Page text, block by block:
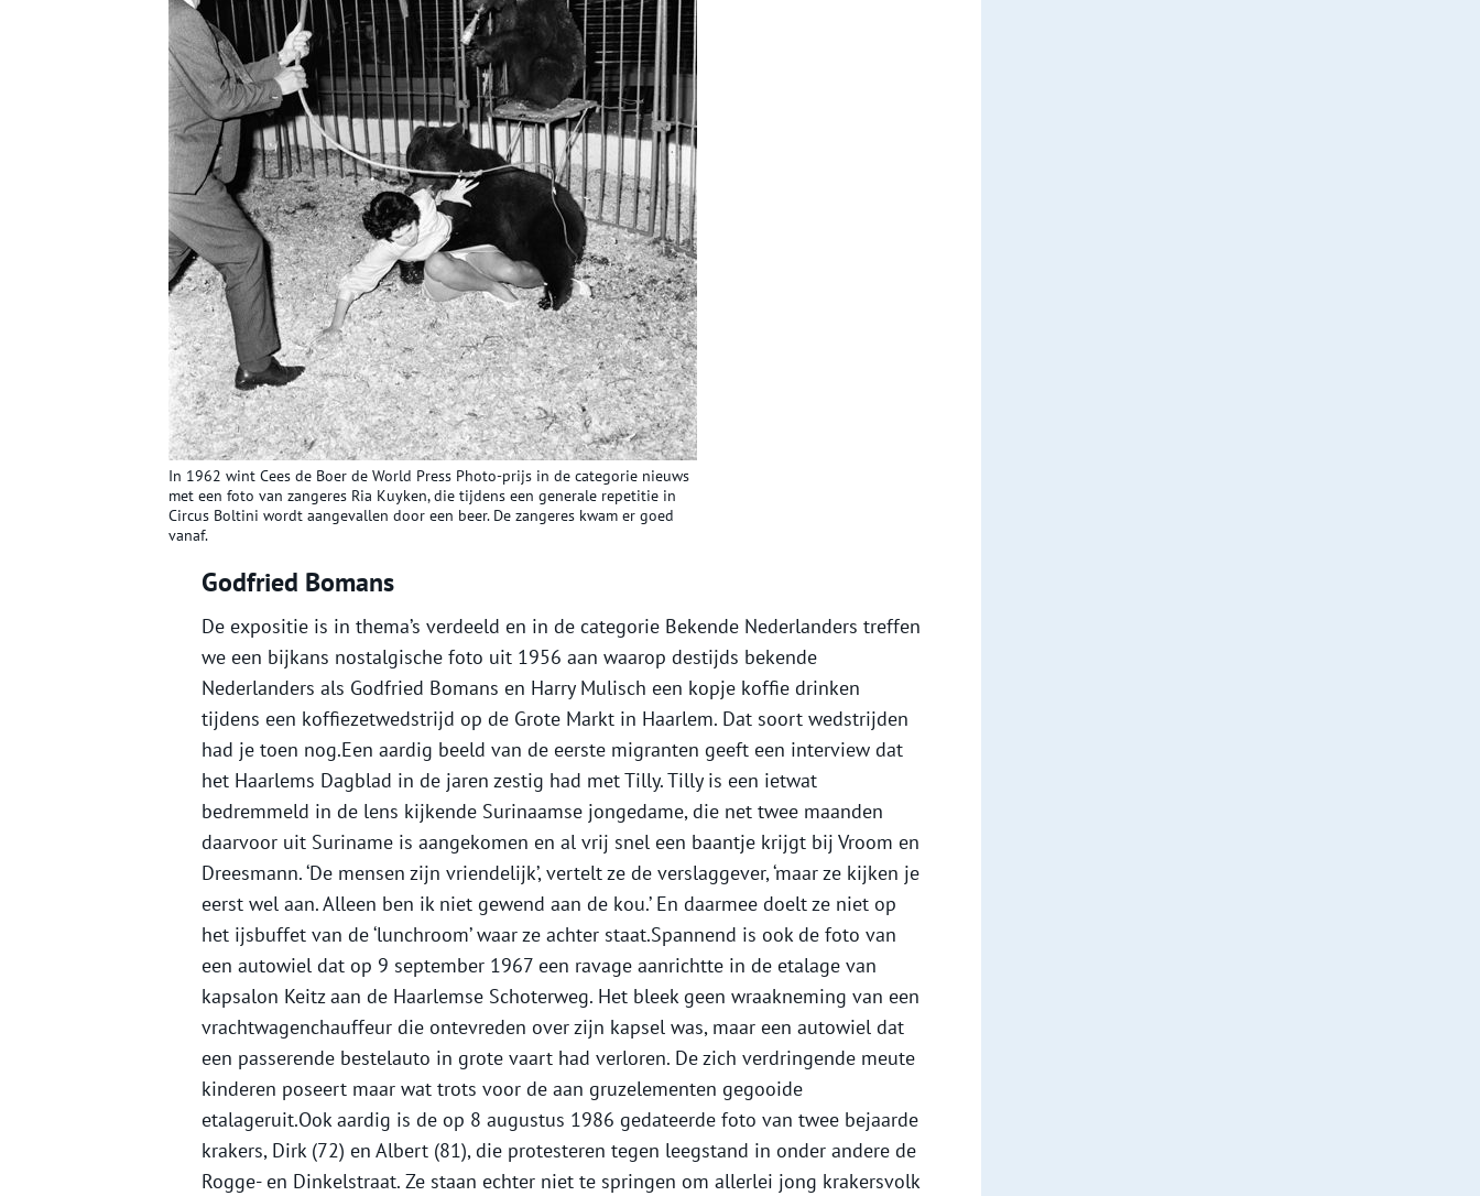
In 1962 wint Cees de Boer de World Press Photo-prijs in de categorie nieuws
met een foto van zangeres Ria Kuyken, die tijdens een generale repetitie in
Circus Boltini wordt aangevallen door een beer. De zangeres kwam er goed
vanaf.
Godfried Bomans
De expositie is in thema’s verdeeld en in de categorie Bekende Nederlanders treffen
we een bijkans nostalgische foto uit 1956 aan waarop destijds bekende
Nederlanders als Godfried Bomans en Harry Mulisch een kopje koffie drinken
tijdens een koffiezetwedstrijd op de Grote Markt in Haarlem. Dat soort wedstrijden
had je toen nog.Een aardig beeld van de eerste migranten geeft een interview dat
het Haarlems Dagblad in de jaren zestig had met Tilly. Tilly is een ietwat
bedremmeld in de lens kijkende Surinaamse jongedame, die net twee maanden
daarvoor uit Suriname is aangekomen en al vrij snel een baantje krijgt bij Vroom en
Dreesmann. ‘De mensen zijn vriendelijk’, vertelt ze de verslaggever, ‘maar ze kijken je
eerst wel aan. Alleen ben ik niet gewend aan de kou.’ En daarmee doelt ze niet op
het ijsbuffet van de ‘lunchroom’ waar ze achter staat.Spannend is ook de foto van
een autowiel dat op 9 september 1967 een ravage aanrichtte in de etalage van
kapsalon Keitz aan de Haarlemse Schoterweg. Het bleek geen wraakneming van een
vrachtwagenchauffeur die ontevreden over zijn kapsel was, maar een autowiel dat
een passerende bestelauto in grote vaart had verloren. De zich verdringende meute
kinderen poseert maar wat trots voor de aan gruzelementen gegooide
etalageruit.Ook aardig is de op 8 augustus 1986 gedateerde foto van twee bejaarde
krakers, Dirk (72) en Albert (81), die protesteren tegen leegstand in onder andere de
Rogge- en Dinkelstraat. Ze staan echter niet te springen om allerlei jong krakersvolk